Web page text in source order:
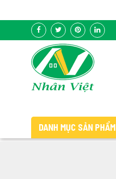
DANH MỤC SẢN PHẨM